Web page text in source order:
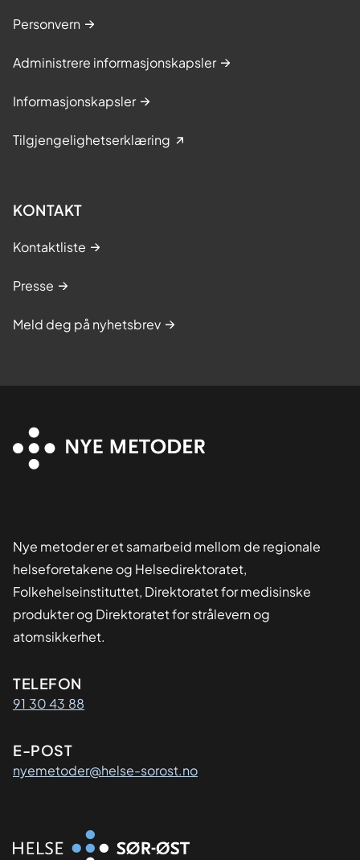
Personvern
Administrere informasjonskapsler
Informasjonskapsler
Tilgjengelighetserklæring
KONTAKT
Kontaktliste
Presse
Meld deg på nyhetsbrev
Nye metoder er et samarbeid mellom de regionale
helseforetakene og Helsedirektoratet,
Folkehelseinstituttet, Direktoratet for medisinske
produkter og Direktoratet for strålevern og
atomsikkerhet.
Kontaktinformasjon
TELEFON
91 30 43 88
E-POST
nyemetoder@helse-sorost.no
Organisasjon